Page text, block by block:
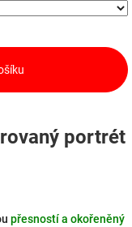
portrét
přesností a okořeněný